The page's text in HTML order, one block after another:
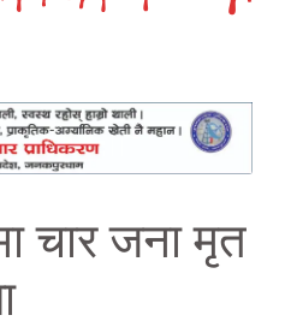
चार जना मृत